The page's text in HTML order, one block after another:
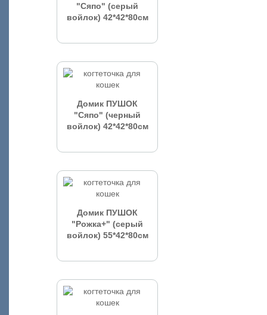
"Сяпо" (серый
войлок) 42*42*80см
Домик ПУШОК
"Сяпо" (черный
войлок) 42*42*80см
Домик ПУШОК
"Рожка+" (серый
войлок) 55*42*80см